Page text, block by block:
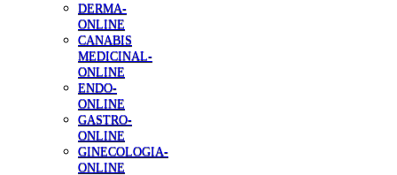
DERMA-
ONLINE
CANABIS
MEDICINAL-
ONLINE
ENDO-
ONLINE
GASTRO-
ONLINE
GINECOLOGIA-
ONLINE